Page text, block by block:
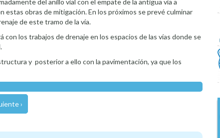
del anillo vial con el empate de la antigua vía a
estas obras de mitigación. En los próximos se prevé culminar
de este tramo de la vía.
con los trabajos de drenaje en los espacios de las vías donde se
y posterior a ello con la pavimentación, ya que los
›